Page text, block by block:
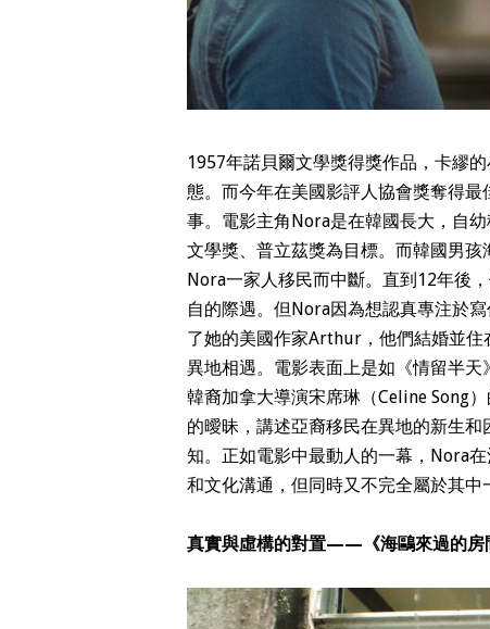
1957年諾貝爾文學獎得獎作品，卡繆
態。而今年在美國影評人協會獎奪得
事。電影主角Nora是在韓國長大，自
文學獎、普立茲獎為目標。而韓國男
Nora一家人移民而中斷。直到12年後
自的際遇。但Nora因為想認真專注於
了她的美國作家Arthur，他們結婚並
異地相遇。電影表面上是如《情留半
韓裔加拿大導演宋席琳（Celine Song
的曖昧，講述亞裔移民在異地的新生
知。正如電影中最動人的一幕，Nora
和文化溝通，但同時又不完全屬於其中
真實與虛構的對置——《海鷗來過的房